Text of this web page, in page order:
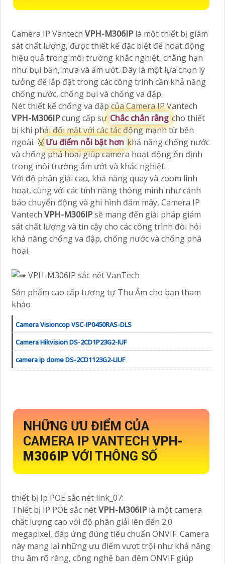
Camera IP Vantech VPH-M306IPlà một thiết bị giám
sát chất lượng, được thiết kế đặc biệt để hoạt động
hiệu quả trong môi trường khắc nghiệt, chằng hạn
như bụi bẩn, mưa và ẩm ướt. Đây là một lựa chọn lý
tưởng để lắp đặt trong các công trình cần khả năng
chống nước, chống bụi và chống va đập.
Nét thiết kế chống va đập của Camera IP Vantech
VPH-M306IPcung cấp sự Chắc chắn rằng cho thiết
bị khi phải đối mặt với các tác động mạnh từ bên
ngoài. ️🥈 Ưu điểm nỗi bật hơn khả năng chống nước
và chống phá hoại giúp camera hoạt động ổn định
trong môi trường ẩm ướt và khắc nghiệt.
Với độ phân giải cao, khả năng quay và zoom linh
hoạt, cùng với các tính năng thông minh như cảnh
báo chuyển động và ghi hình đám mây, Camera IP
Vantech VPH-M306IPsẽ mang đến giải pháp giám
sát chất lượng và tin cậy cho các công trình đòi hỏi
khả năng chống va đập, chống nước và chống phá
hoại.
Sản phẩm cao cấp tương tự Thu Âm cho bạn tham
khảo
Camera Visioncop VSC-IP0450RAS-DLS
Camera Hikvision DS-2CD1P23G2-IUF
camera ip dome DS-2CD1123G2-LIUF
NHỮNG ƯU ĐIỂM CỦA
CAMERA IP VANTECH VPH-
M306IP VỚI THÔNG SỐ
thiết bị Ip POE sắc nét link_07:
Thiết bị IP POE sắc nétVPH-M306IPlà một camera
chất lượng cao với độ phân giải lên đến 2.0
megapixel, đáp ứng đúng tiêu chuẩn ONVIF. Camera
này mang lại những ưu điểm vượt trội như khả năng
thu âm rõ ràng, công nghệ ban đêm ONVIF giúp